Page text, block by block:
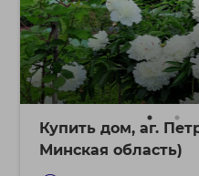
Купить дом, аг.
Минская область)